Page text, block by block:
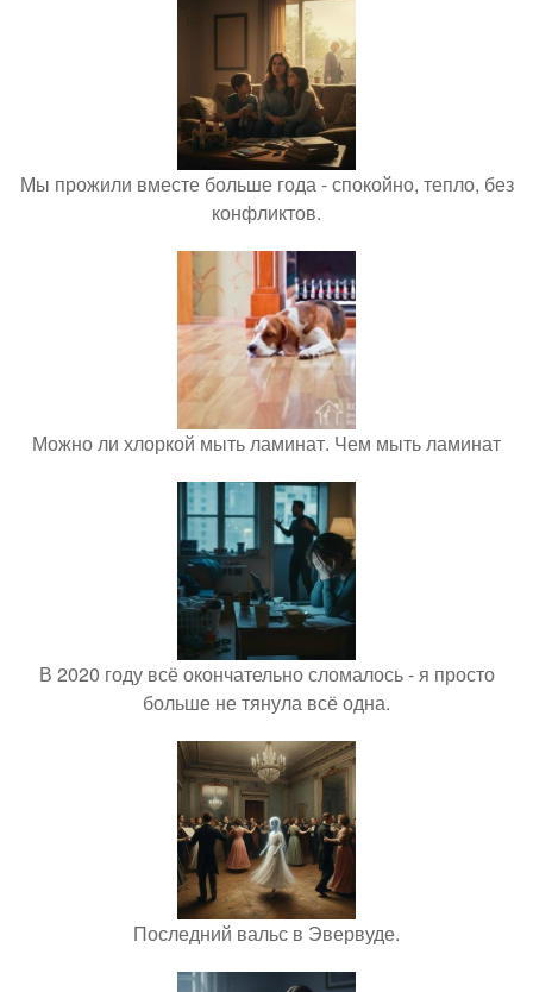
Мы прожили вместе больше года - спокойно, тепло, без
конфликтов.
Можно ли хлоркой мыть ламинат. Чем мыть ламинат
В 2020 году всё окончательно сломалось - я просто
больше не тянула всё одна.
Последний вальс в Эвервуде.